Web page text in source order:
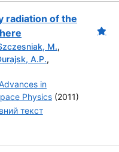
radiation of the
M.,
A.P.,
in
Physics (2011)
текст